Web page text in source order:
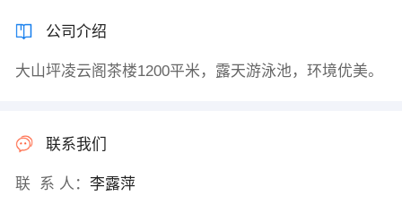
公司介绍
大山坪凌云阁茶楼1200平米，露天游泳池，环境优美。
联系我们
联 系 人： 李露萍